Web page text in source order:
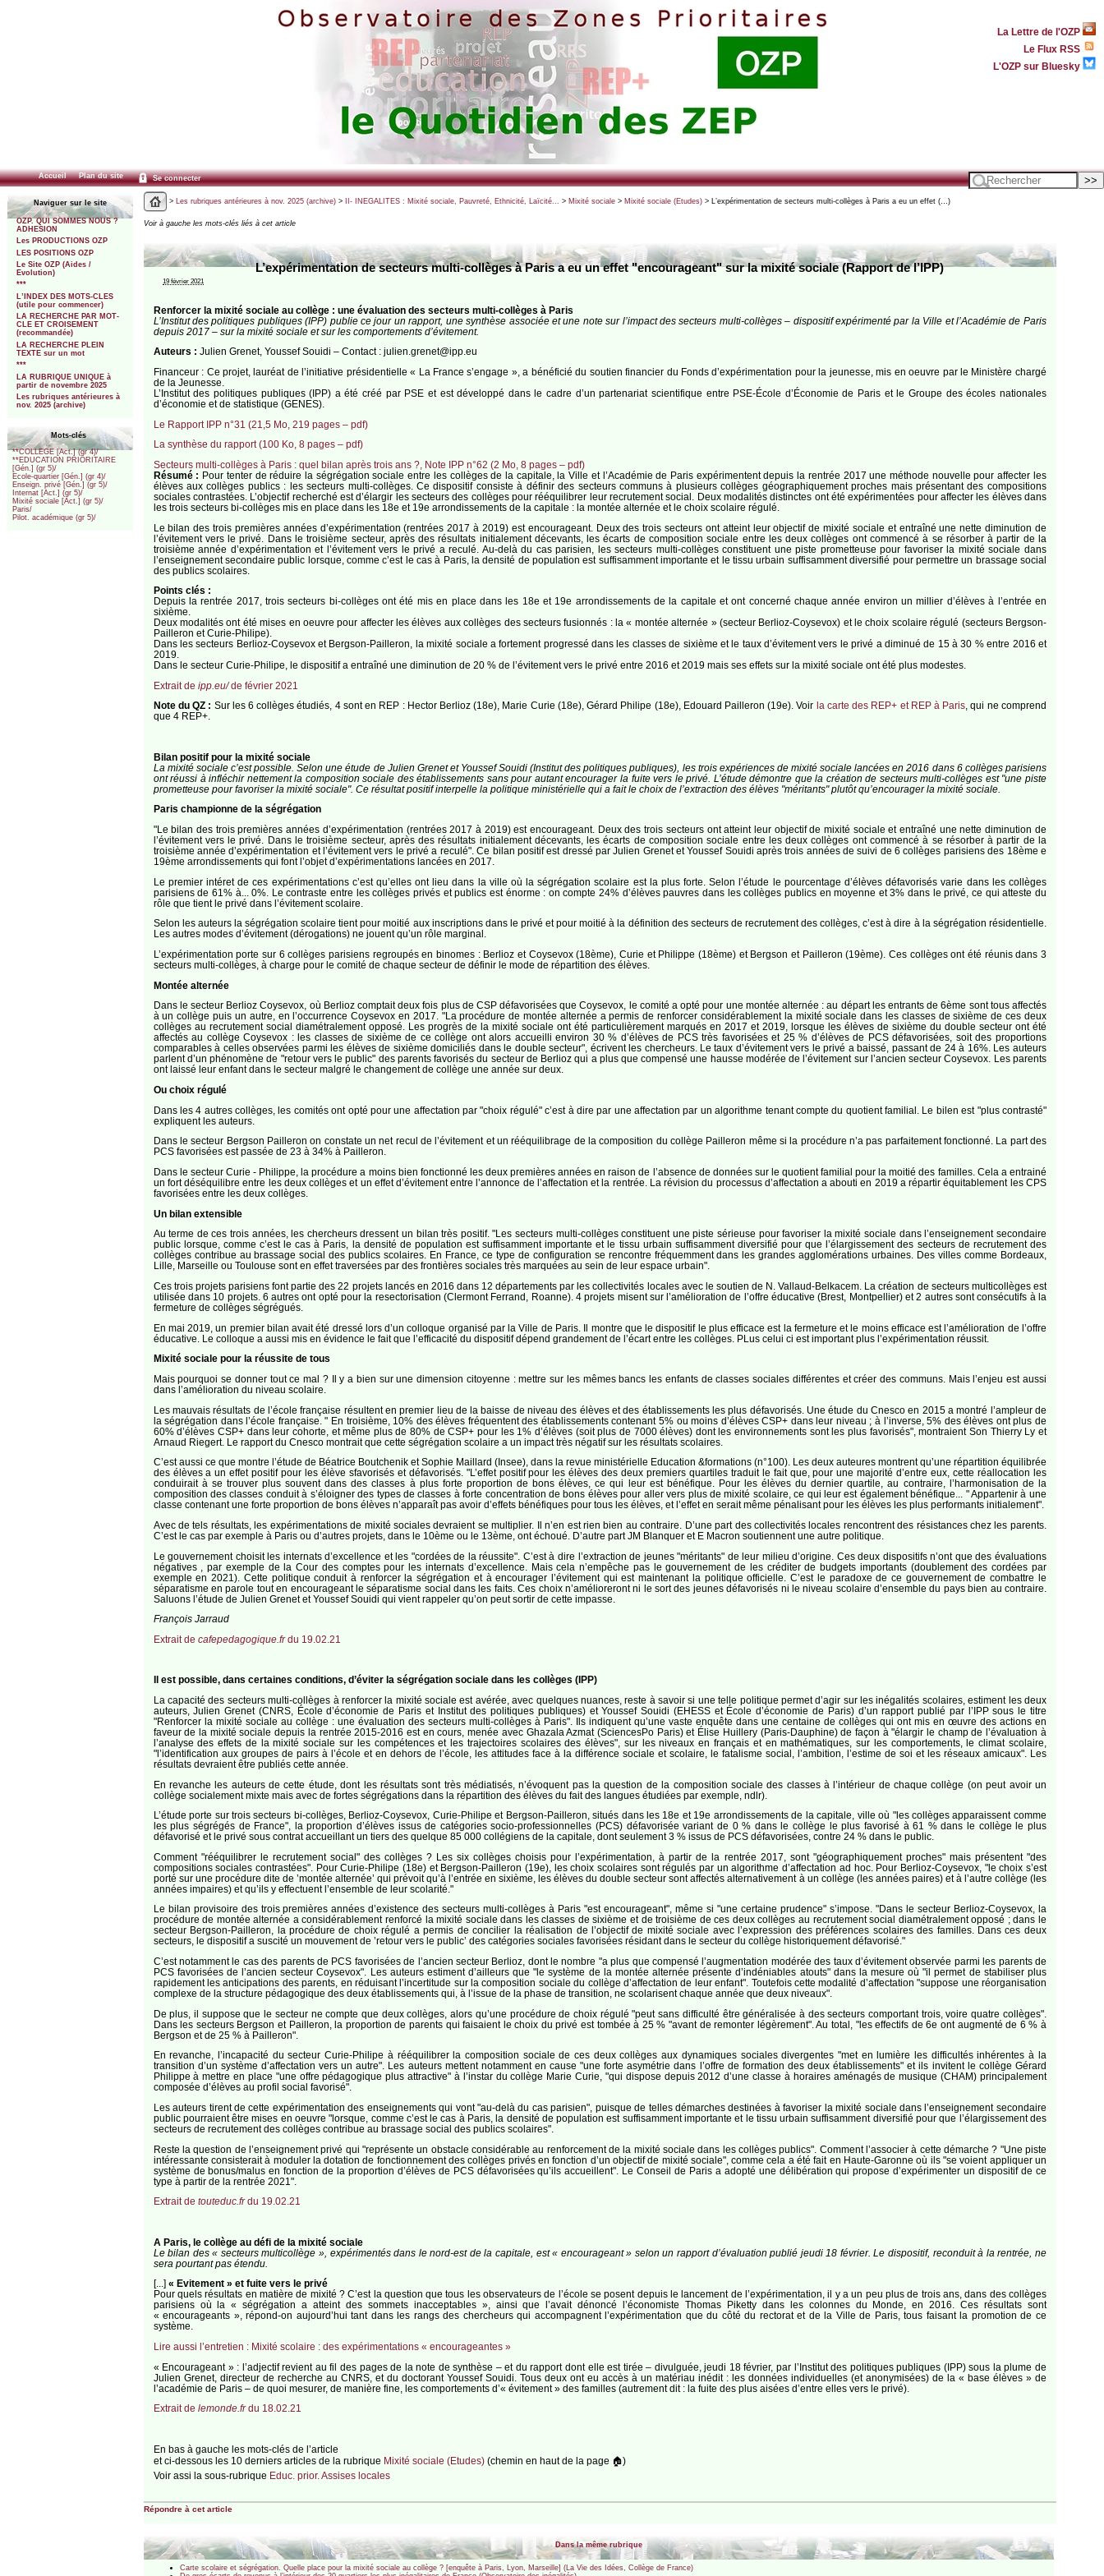
La Lettre de l'OZP
Le Flux RSS
L'OZP sur Bluesky
Accueil Plan du site Se connecter
Naviguer sur le site
OZP. QUI SOMMES NOUS ?
ADHESION
Les PRODUCTIONS OZP
LES POSITIONS OZP
Le Site OZP (Aides /
Evolution)
***
L’INDEX DES MOTS-CLES
(utile pour commencer)
LA RECHERCHE PAR MOT-
CLE ET CROISEMENT
(recommandée)
LA RECHERCHE PLEIN
TEXTE sur un mot
***
LA RUBRIQUE UNIQUE à
partir de novembre 2025
Les rubriques antérieures à
nov. 2025 (archive)
Mots-clés
**COLLEGE [Act.] (gr 4)/
**EDUCATION PRIORITAIRE
[Gén.] (gr 5)/
Ecole-quartier [Gén.] (gr 4)/
Enseign. privé [Gén.] (gr 5)/
Internat [Act.] (gr 5)/
Mixité sociale [Act.] (gr 5)/
Paris/
Pilot. académique (gr 5)/
> Les rubriques antérieures à nov. 2025 (archive)> II- INEGALITES : Mixité sociale, Pauvreté, Ethnicité, Laïcité... > Mixité sociale> Mixité sociale (Etudes)> L’expérimentation de secteurs multi-collèges à Paris a eu un effet (…)
Voir à gauche les mots-clés liés à cet article
L’expérimentation de secteurs multi-collèges à Paris a eu un effet "encourageant" sur la mixité sociale (Rapport de l’IPP)
19 février 2021
Renforcer la mixité sociale au collège : une évaluation des secteurs multi-collèges à Paris
L’Institut des politiques publiques (IPP) publie ce jour un rapport, une synthèse associée et une note sur l’impact des secteurs multi-collèges – dispositif expérimenté par la Ville et l’Académie de Paris
depuis 2017 – sur la mixité sociale et sur les comportements d’évitement.
Auteurs : Julien Grenet, Youssef Souidi – Contact : julien.grenet@ipp.eu
Financeur : Ce projet, lauréat de l’initiative présidentielle « La France s’engage », a bénéficié du soutien financier du Fonds d’expérimentation pour la jeunesse, mis en oeuvre par le Ministère chargé
de la Jeunesse.
L’Institut des politiques publiques (IPP) a été créé par PSE et est développé dans le cadre d’un partenariat scientifique entre PSE-École d’Économie de Paris et le Groupe des écoles nationales
d’économie et de statistique (GENES).
Le Rapport IPP n°31 (21,5 Mo, 219 pages – pdf)
La synthèse du rapport (100 Ko, 8 pages – pdf)
Secteurs multi-collèges à Paris : quel bilan après trois ans ?, Note IPP n°62 (2 Mo, 8 pages – pdf)
Résumé : Pour tenter de réduire la ségrégation sociale entre les collèges de la capitale, la Ville et l’Académie de Paris expérimentent depuis la rentrée 2017 une méthode nouvelle pour affecter les
élèves aux collèges publics : les secteurs multi-collèges. Ce dispositif consiste à définir des secteurs communs à plusieurs collèges géographiquement proches mais présentant des compositions
sociales contrastées. L’objectif recherché est d’élargir les secteurs des collèges pour rééquilibrer leur recrutement social. Deux modalités distinctes ont été expérimentées pour affecter les élèves dans
les trois secteurs bi-collèges mis en place dans les 18e et 19e arrondissements de la capitale : la montée alternée et le choix scolaire régulé.
Le bilan des trois premières années d’expérimentation (rentrées 2017 à 2019) est encourageant. Deux des trois secteurs ont atteint leur objectif de mixité sociale et entraîné une nette diminution de
l’évitement vers le privé. Dans le troisième secteur, après des résultats initialement décevants, les écarts de composition sociale entre les deux collèges ont commencé à se résorber à partir de la
troisième année d’expérimentation et l’évitement vers le privé a reculé. Au-delà du cas parisien, les secteurs multi-collèges constituent une piste prometteuse pour favoriser la mixité sociale dans
l’enseignement secondaire public lorsque, comme c’est le cas à Paris, la densité de population est suffisamment importante et le tissu urbain suffisamment diversifié pour permettre un brassage social
des publics scolaires.
Points clés :
Depuis la rentrée 2017, trois secteurs bi-collèges ont été mis en place dans les 18e et 19e arrondissements de la capitale et ont concerné chaque année environ un millier d’élèves à l’entrée en
sixième.
Deux modalités ont été mises en oeuvre pour affecter les élèves aux collèges des secteurs fusionnés : la « montée alternée » (secteur Berlioz-Coysevox) et le choix scolaire régulé (secteurs Bergson-
Pailleron et Curie-Philipe).
Dans les secteurs Berlioz-Coysevox et Bergson-Pailleron, la mixité sociale a fortement progressé dans les classes de sixième et le taux d’évitement vers le privé a diminué de 15 à 30 % entre 2016 et
2019.
Dans le secteur Curie-Philipe, le dispositif a entraîné une diminution de 20 % de l’évitement vers le privé entre 2016 et 2019 mais ses effets sur la mixité sociale ont été plus modestes.
Extrait de ipp.eu/de février 2021
Note du QZ : Sur les 6 collèges étudiés, 4 sont en REP : Hector Berlioz (18e), Marie Curie (18e), Gérard Philipe (18e), Edouard Pailleron (19e). Voir la carte des REP+ et REP à Paris , qui ne comprend
que 4 REP+.
Bilan positif pour la mixité sociale
La mixité sociale c’est possible. Selon une étude de Julien Grenet et Youssef Souidi (Institut des politiques publiques), les trois expériences de mixité sociale lancées en 2016 dans 6 collèges parisiens
ont réussi à infléchir nettement la composition sociale des établissements sans pour autant encourager la fuite vers le privé. L’étude démontre que la création de secteurs multi-collèges est "une piste
prometteuse pour favoriser la mixité sociale". Ce résultat positif interpelle la politique ministérielle qui a fait le choix de l’extraction des élèves "méritants" plutôt qu’encourager la mixité sociale.
Paris championne de la ségrégation
"Le bilan des trois premières années d’expérimentation (rentrées 2017 à 2019) est encourageant. Deux des trois secteurs ont atteint leur objectif de mixité sociale et entraîné une nette diminution de
l’évitement vers le privé. Dans le troisième secteur, après des résultats initialement décevants, les écarts de composition sociale entre les deux collèges ont commencé à se résorber à partir de la
troisième année d’expérimentation et l’évitement vers le privé a reculé". Ce bilan positif est dressé par Julien Grenet et Youssef Souidi après trois années de suivi de 6 collèges parisiens des 18ème e
19ème arrondissements qui font l’objet d’expérimentations lancées en 2017.
Le premier intéret de ces expérimentations c’est qu’elles ont lieu dans la ville où la ségrégation scolaire est la plus forte. Selon l’étude le pourcentage d’élèves défavorisés varie dans les collèges
parisiens de 61% à... 0%. Le contraste entre les collèges privés et publics est énorme : on compte 24% d’élèves pauvres dans les collèges publics en moyenne et 3% dans le privé, ce qui atteste du
rôle que tient le privé dans l’évitement scolaire.
Selon les auteurs la ségrégation scolaire tient pour moitié aux inscriptions dans le privé et pour moitié à la définition des secteurs de recrutement des collèges, c’est à dire à la ségrégation résidentielle.
Les autres modes d’évitement (dérogations) ne jouent qu’un rôle marginal.
L’expérimentation porte sur 6 collèges parisiens regroupés en binomes : Berlioz et Coysevox (18ème), Curie et Philippe (18ème) et Bergson et Pailleron (19ème). Ces collèges ont été réunis dans 3
secteurs multi-collèges, à charge pour le comité de chaque secteur de définir le mode de répartition des élèves.
Montée alternée
Dans le secteur Berlioz Coysevox, où Berlioz comptait deux fois plus de CSP défavorisées que Coysevox, le comité a opté pour une montée alternée : au départ les entrants de 6ème sont tous affectés
à un collège puis un autre, en l’occurrence Coysevox en 2017. "La procédure de montée alternée a permis de renforcer considérablement la mixité sociale dans les classes de sixième de ces deux
collèges au recrutement social diamétralement opposé. Les progrès de la mixité sociale ont été particulièrement marqués en 2017 et 2019, lorsque les élèves de sixième du double secteur ont été
affectés au collège Coysevox : les classes de sixième de ce collège ont alors accueilli environ 30 % d’élèves de PCS très favorisées et 25 % d’élèves de PCS défavorisées, soit des proportions
comparables à celles observées parmi les élèves de sixième domiciliés dans le double secteur", écrivent les chercheurs. Le taux d’évitement vers le privé a baissé, passant de 24 à 16%. Les auteurs
parlent d’un phénomène de "retour vers le public" des parents favorisés du secteur de Berlioz qui a plus que compensé une hausse modérée de l’évitement sur l’ancien secteur Coysevox. Les parents
ont laissé leur enfant dans le secteur malgré le changement de collège une année sur deux.
Ou choix régulé
Dans les 4 autres collèges, les comités ont opté pour une affectation par "choix régulé" c’est à dire par une affectation par un algorithme tenant compte du quotient familial. Le bilen est "plus contrasté"
expliquent les auteurs.
Dans le secteur Bergson Pailleron on constate un net recul de l’évitement et un rééquilibrage de la composition du collège Pailleron même si la procédure n’a pas parfaitement fonctionné. La part des
PCS favorisées est passée de 23 à 34% à Pailleron.
Dans le secteur Curie - Philippe, la procédure a moins bien fonctionné les deux premières années en raison de l’absence de données sur le quotient familial pour la moitié des familles. Cela a entrainé
un fort déséquilibre entre les deux collèges et un effet d’évitement entre l’annonce de l’affectation et la rentrée. La révision du processus d’affectation a abouti en 2019 a répartir équitablement les CPS
favorisées entre les deux collèges.
Un bilan extensible
Au terme de ces trois années, les chercheurs dressent un bilan très positif. "Les secteurs multi-collèges constituent une piste sérieuse pour favoriser la mixité sociale dans l’enseignement secondaire
public lorsque, comme c’est le cas à Paris, la densité de population est suffisamment importante et le tissu urbain suffisamment diversifié pour que l’élargissement des secteurs de recrutement des
collèges contribue au brassage social des publics scolaires. En France, ce type de configuration se rencontre fréquemment dans les grandes agglomérations urbaines. Des villes comme Bordeaux,
Lille, Marseille ou Toulouse sont en effet traversées par des frontières sociales très marquées au sein de leur espace urbain".
Ces trois projets parisiens font partie des 22 projets lancés en 2016 dans 12 départements par les collectivités locales avec le soutien de N. Vallaud-Belkacem. La création de secteurs multicollèges est
utilisée dans 10 projets. 6 autres ont opté pour la resectorisation (Clermont Ferrand, Roanne). 4 projets misent sur l’amélioration de l’offre éducative (Brest, Montpellier) et 2 autres sont consécutifs à la
fermeture de collèges ségrégués.
En mai 2019, un premier bilan avait été dressé lors d’un colloque organisé par la Ville de Paris. Il montre que le dispositif le plus efficace est la fermeture et le moins efficace est l’amélioration de l’offre
éducative. Le colloque a aussi mis en évidence le fait que l’efficacité du dispositif dépend grandement de l’écart entre les collèges. PLus celui ci est important plus l’expérimentation réussit.
Mixité sociale pour la réussite de tous
Mais pourquoi se donner tout ce mal ? Il y a bien sur une dimension citoyenne : mettre sur les mêmes bancs les enfants de classes sociales différentes et créer des communs. Mais l’enjeu est aussi
dans l’amélioration du niveau scolaire.
Les mauvais résultats de l’école française résultent en premier lieu de la baisse de niveau des élèves et des établissements les plus défavorisés. Une étude du Cnesco en 2015 a montré l’ampleur de
la ségrégation dans l’école française. " En troisième, 10% des élèves fréquentent des établissements contenant 5% ou moins d’élèves CSP+ dans leur niveau ; à l’inverse, 5% des élèves ont plus de
60% d’élèves CSP+ dans leur cohorte, et même plus de 80% de CSP+ pour les 1% d’élèves (soit plus de 7000 élèves) dont les environnements sont les plus favorisés", montraient Son Thierry Ly et
Arnaud Riegert. Le rapport du Cnesco montrait que cette ségrégation scolaire a un impact très négatif sur les résultats scolaires.
C’est aussi ce que montre l’étude de Béatrice Boutchenik et Sophie Maillard (Insee), dans la revue ministérielle Education &formations (n°100). Les deux auteures montrent qu’une répartition équilibrée
des élèves a un effet positif pour les élève sfavorisés et défavorisés. "L’effet positif pour les élèves des deux premiers quartiles traduit le fait que, pour une majorité d’entre eux, cette réallocation les
conduirait à se trouver plus souvent dans des classes à plus forte proportion de bons élèves, ce qui leur est bénéfique. Pour les élèves du dernier quartile, au contraire, l’harmonisation de la
composition des classes conduit à s’éloigner des types de classes à forte concentration de bons élèves pour aller vers plus de mixité scolaire, ce qui leur est également bénéfique... " Appartenir à une
classe contenant une forte proportion de bons élèves n’apparaît pas avoir d’effets bénéfiques pour tous les élèves, et l’effet en serait même pénalisant pour les élèves les plus performants initialement".
Avec de tels résultats, les expérimentations de mixité sociales devraient se multiplier. Il n’en est rien bien au contraire. D’une part des collectivités locales rencontrent des résistances chez les parents.
C’est le cas par exemple à Paris ou d’autres projets, dans le 10ème ou le 13ème, ont échoué. D’autre part JM Blanquer et E Macron soutiennent une autre politique.
Le gouvernement choisit les internats d’excellence et les "cordées de la réussite". C’est à dire l’extraction de jeunes "méritants" de leur milieu d’origine. Ces deux dispositifs n’ont que des évaluations
négatives , par exemple de la Cour des comptes pour les internats d’excellence. Mais cela n’empêche pas le gouvernement de les créditer de budgets importants (doublement des cordées par
exemple en 2021). Cette politique conduit à renforcer la ségrégation et à encourager l’évitement qui est maintenant la politique officielle. C’est le paradoxe de ce gouvernement de combattre le
séparatisme en parole tout en encourageant le séparatisme social dans les faits. Ces choix n’amélioreront ni le sort des jeunes défavorisés ni le niveau scolaire d’ensemble du pays bien au contraire.
Saluons l’étude de Julien Grenet et Youssef Souidi qui vient rappeler qu’on peut sortir de cette impasse.
François Jarraud
Extrait de cafepedagogique.frdu 19.02.21
Il est possible, dans certaines conditions, d’éviter la ségrégation sociale dans les collèges (IPP)
La capacité des secteurs multi-collèges à renforcer la mixité sociale est avérée, avec quelques nuances, reste à savoir si une telle politique permet d’agir sur les inégalités scolaires, estiment les deux
auteurs, Julien Grenet (CNRS, École d’économie de Paris et Institut des politiques publiques) et Youssef Souidi (EHESS et École d’économie de Paris) d’un rapport publié par l’IPP sous le titre
"Renforcer la mixité sociale au collège : une évaluation des secteurs multi-collèges à Paris". Ils indiquent qu’une vaste enquête dans une centaine de collèges qui ont mis en œuvre des actions en
faveur de la mixité sociale depuis la rentrée 2015-2016 est en cours, menée avec Ghazala Azmat (SciencesPo Paris) et Élise Huillery (Paris-Dauphine) de façon à "élargir le champ de l’évaluation à
l’analyse des effets de la mixité sociale sur les compétences et les trajectoires scolaires des élèves", sur les niveaux en français et en mathématiques, sur les comportements, le climat scolaire,
"l’identification aux groupes de pairs à l’école et en dehors de l’école, les attitudes face à la différence sociale et scolaire, le fatalisme social, l’ambition, l’estime de soi et les réseaux amicaux". Les
résultats devraient être publiés cette année.
En revanche les auteurs de cette étude, dont les résultats sont très médiatisés, n’évoquent pas la question de la composition sociale des classes à l’intérieur de chaque collège (on peut avoir un
collège socialement mixte mais avec de fortes ségrégations dans la répartition des élèves du fait des langues étudiées par exemple, ndlr).
L’étude porte sur trois secteurs bi-collèges, Berlioz-Coysevox, Curie-Philipe et Bergson-Pailleron, situés dans les 18e et 19e arrondissements de la capitale, ville où "les collèges apparaissent comme
les plus ségrégés de France", la proportion d’élèves issus de catégories socio-professionnelles (PCS) défavorisée variant de 0 % dans le collège le plus favorisé à 61 % dans le collège le plus
défavorisé et le privé sous contrat accueillant un tiers des quelque 85 000 collégiens de la capitale, dont seulement 3 % issus de PCS défavorisées, contre 24 % dans le public.
Comment "rééquilibrer le recrutement social" des collèges ? Les six collèges choisis pour l’expérimentation, à partir de la rentrée 2017, sont "géographiquement proches" mais présentent "des
compositions sociales contrastées". Pour Curie-Philipe (18e) et Bergson-Pailleron (19e), les choix scolaires sont régulés par un algorithme d’affectation ad hoc. Pour Berlioz-Coysevox, "le choix s’est
porté sur une procédure dite de ’montée alternée’ qui prévoit qu’à l’entrée en sixième, les élèves du double secteur sont affectés alternativement à un collège (les années paires) et à l’autre collège (les
années impaires) et qu’ils y effectuent l’ensemble de leur scolarité."
Le bilan provisoire des trois premières années d’existence des secteurs multi-collèges à Paris "est encourageant", même si "une certaine prudence" s’impose. "Dans le secteur Berlioz-Coysevox, la
procédure de montée alternée a considérablement renforcé la mixité sociale dans les classes de sixième et de troisième de ces deux collèges au recrutement social diamétralement opposé ; dans le
secteur Bergson-Pailleron, la procédure de choix régulé a permis de concilier la réalisation de l’objectif de mixité sociale avec l’expression des préférences scolaires des familles. Dans ces deux
secteurs, le dispositif a suscité un mouvement de ’retour vers le public’ des catégories sociales favorisées résidant dans le secteur du collège historiquement défavorisé."
C’est notamment le cas des parents de PCS favorisées de l’ancien secteur Berlioz, dont le nombre "a plus que compensé l’augmentation modérée des taux d’évitement observée parmi les parents de
PCS favorisées de l’ancien secteur Coysevox". Les auteurs estiment d’ailleurs que "le système de la montée alternée présente d’indéniables atouts" dans la mesure où "il permet de stabiliser plus
rapidement les anticipations des parents, en réduisant l’incertitude sur la composition sociale du collège d’affectation de leur enfant". Toutefois cette modalité d’affectation "suppose une réorganisation
complexe de la structure pédagogique des deux établissements qui, à l’issue de la phase de transition, ne scolarisent chaque année que deux niveaux".
De plus, il suppose que le secteur ne compte que deux collèges, alors qu’une procédure de choix régulé "peut sans difficulté être généralisée à des secteurs comportant trois, voire quatre collèges".
Dans les secteurs Bergson et Pailleron, la proportion de parents qui faisaient le choix du privé est tombée à 25 % "avant de remonter légèrement". Au total, "les effectifs de 6e ont augmenté de 6 % à
Bergson et de 25 % à Pailleron".
En revanche, l’incapacité du secteur Curie-Philipe à rééquilibrer la composition sociale de ces deux collèges aux dynamiques sociales divergentes "met en lumière les difficultés inhérentes à la
transition d’un système d’affectation vers un autre". Les auteurs mettent notamment en cause "une forte asymétrie dans l’offre de formation des deux établissements" et ils invitent le collège Gérard
Philippe à mettre en place "une offre pédagogique plus attractive" à l’instar du collège Marie Curie, "qui dispose depuis 2012 d’une classe à horaires aménagés de musique (CHAM) principalement
composée d’élèves au profil social favorisé".
Les auteurs tirent de cette expérimentation des enseignements qui vont "au-delà du cas parisien", puisque de telles démarches destinées à favoriser la mixité sociale dans l’enseignement secondaire
public pourraient être mises en oeuvre "lorsque, comme c’est le cas à Paris, la densité de population est suffisamment importante et le tissu urbain suffisamment diversifié pour que l’élargissement des
secteurs de recrutement des collèges contribue au brassage social des publics scolaires".
Reste la question de l’enseignement privé qui "représente un obstacle considérable au renforcement de la mixité sociale dans les collèges publics". Comment l’associer à cette démarche ? "Une piste
intéressante consisterait à moduler la dotation de fonctionnement des collèges privés en fonction d’un objectif de mixité sociale", comme cela a été fait en Haute-Garonne où ils "se voient appliquer un
système de bonus/malus en fonction de la proportion d’élèves de PCS défavorisées qu’ils accueillent". Le Conseil de Paris a adopté une délibération qui propose d’expérimenter un dispositif de ce
type à partir de la rentrée 2021".
Extrait de touteduc.frdu 19.02.21
A Paris, le collège au défi de la mixité sociale
Le bilan des « secteurs multicollège », expérimentés dans le nord-est de la capitale, est « encourageant » selon un rapport d’évaluation publié jeudi 18 février. Le dispositif, reconduit à la rentrée, ne
sera pourtant pas étendu.
[...] « Evitement » et fuite vers le privé
Pour quels résultats en matière de mixité ? C’est la question que tous les observateurs de l’école se posent depuis le lancement de l’expérimentation, il y a un peu plus de trois ans, dans des collèges
parisiens où la « ségrégation a atteint des sommets inacceptables », ainsi que l’avait dénoncé l’économiste Thomas Piketty dans les colonnes du Monde, en 2016. Ces résultats sont
« encourageants », répond-on aujourd’hui tant dans les rangs des chercheurs qui accompagnent l’expérimentation que du côté du rectorat et de la Ville de Paris, tous faisant la promotion de ce
système.
Lire aussi l’entretien : Mixité scolaire : des expérimentations « encourageantes »
« Encourageant » : l’adjectif revient au fil des pages de la note de synthèse – et du rapport dont elle est tirée – divulguée, jeudi 18 février, par l’Institut des politiques publiques (IPP) sous la plume de
Julien Grenet, directeur de recherche au CNRS, et du doctorant Youssef Souidi. Tous deux ont eu accès à un matériau inédit : les données individuelles (et anonymisées) de la « base élèves » de
l’académie de Paris – de quoi mesurer, de manière fine, les comportements d’« évitement » des familles (autrement dit : la fuite des plus aisées d’entre elles vers le privé).
Extrait de lemonde.frdu 18.02.21
En bas à gauche les mots-clés de l’article
et ci-dessous les 10 derniers articles de la rubrique Mixité sociale (Etudes)(chemin en haut de la page 🏠)
Voir assi la sous-rubrique Educ. prior. Assises locales
Répondre à cet article
Dans la même rubrique
Carte scolaire et ségrégation. Quelle place pour la mixité sociale au collège ? [enquête à Paris, Lyon, Marseille] (La Vie des Idées, Collège de France)